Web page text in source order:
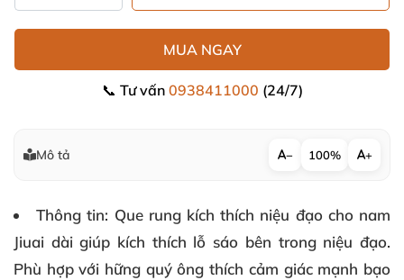
MUA NGAY
📞 Tư vấn 0938411000 (24/7)
Mô tả − 100% +
Thông tin: Que rung kích thích niệu đạo cho nam
Jiuai dài giúp kích thích lỗ sáo bên trong niệu đạo.
Phù hợp với hững quý ông thích cảm giác mạnh bạo